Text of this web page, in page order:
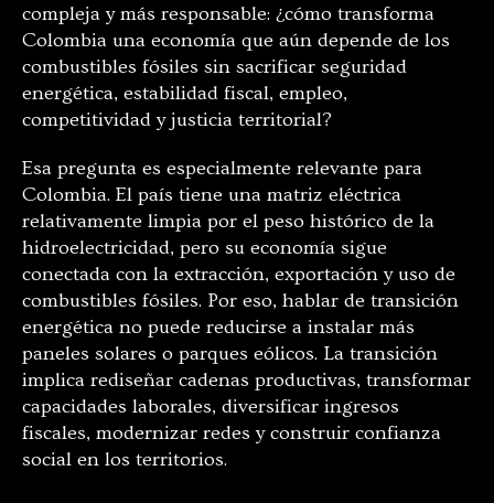
compleja y más responsable: ¿cómo transforma
Colombia una economía que aún depende de los
combustibles fósiles sin sacrificar seguridad
energética, estabilidad fiscal, empleo,
competitividad y justicia territorial?
Esa pregunta es especialmente relevante para
Colombia. El país tiene una matriz eléctrica
relativamente limpia por el peso histórico de la
hidroelectricidad, pero su economía sigue
conectada con la extracción, exportación y uso de
combustibles fósiles. Por eso, hablar de transición
energética no puede reducirse a instalar más
paneles solares o parques eólicos. La transición
implica rediseñar cadenas productivas, transformar
capacidades laborales, diversificar ingresos
fiscales, modernizar redes y construir confianza
social en los territorios.